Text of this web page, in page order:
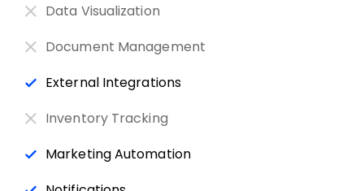
Data Visualization
Document Management
External Integrations
Inventory Tracking
Marketing Automation